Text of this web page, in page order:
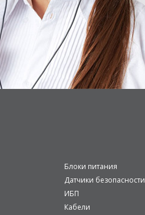
Блоки питания
Датчики безопасности
ИБП
Кабели